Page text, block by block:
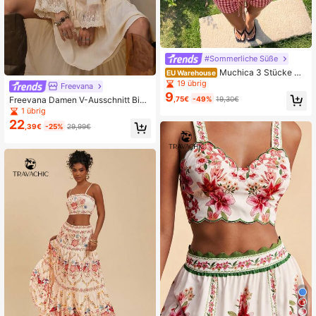
Freevana
Freevana Damen V-Ausschnitt Bind
edetail Langarm Top und Mini Rock
2-teiliges Set
1 übrig
22 ,39€ -25% 29,99€
#Sommerliche Süße
EU Warehouse Muchica 3 Stücke Da
men Casual Outfit, rotes kariertes S
et, Damen Casual Sommermode
19 übrig
9 ,75€ -49% 19,30€